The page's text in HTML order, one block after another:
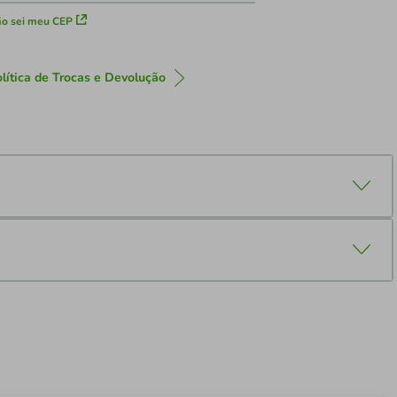
sei meu CEP
de Trocas e Devolução